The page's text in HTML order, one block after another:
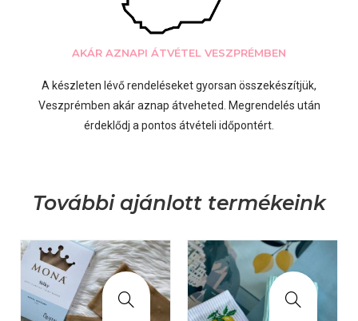
AKÁR AZNAPI ÁTVÉTEL VESZPRÉMBEN
A készleten lévő rendeléseket gyorsan összekészítjük,
Veszprémben akár aznap átveheted. Megrendelés után
érdeklődj a pontos átvételi időpontért.
További ajánlott termékeink